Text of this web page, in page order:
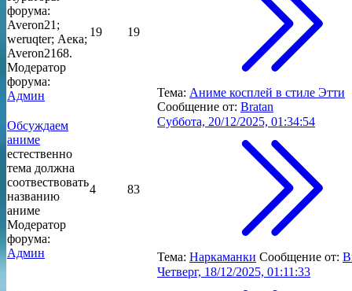
форума:
Averon21;
weruqter; Аека;
Averon2168.
Модератор
форума:
Админ
19 19
Тема: Аниме косплей в стиле Этти
Сообщение от: Bratan
Обсуждаем
аниме
естественно
тема должна
соотвествовать
названию
аниме
Модератор
форума:
Админ
4 83
Суббота, 20/12/2025, 01:34:54
Тема: Наркаманки Сообщение от:
Четверг, 18/12/2025, 01:11:33